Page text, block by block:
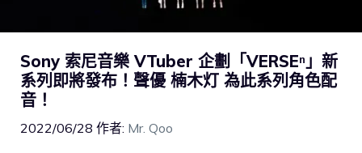
Sony 索尼音樂 VTuber 企劃「VERSEⁿ」新
系列即將發布！聲優 楠木灯 為此系列角色配
音！
2022/06/28 作者: Mr. Qoo